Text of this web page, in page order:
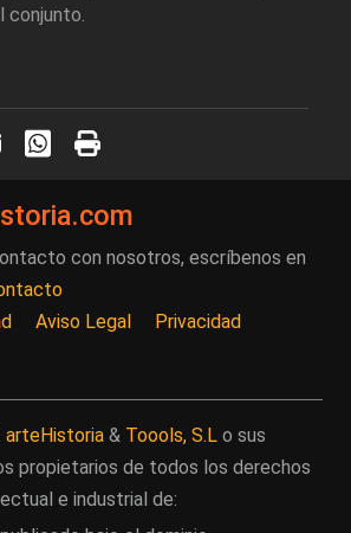
conjunto.
con nosotros, escríbenos en
Aviso Legal Privacidad
arteHistoria & Toools, S.L o sus
propietarios de todos los derechos
e industrial de: